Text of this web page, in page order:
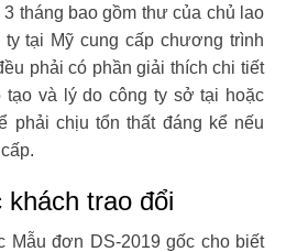
tháng bao gồm thư của chủ lao
tại Mỹ cung cấp chương trình
phải có phần giải thích chi tiết
tạo và lý do công ty sở tại hoặc
phải chịu tổn thất đáng kể nếu
khách trao đổi
Mẫu đơn DS-2019 gốc cho biết